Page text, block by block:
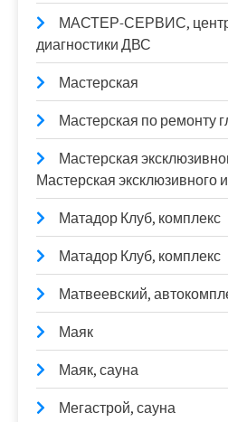
МАСТЕР-СЕРВИС, центр
диагностики ДВС
Мастерская
Мастерская по ремонту
Мастерская
Мастерская эксклюзивного
Матадор Клуб, комплекс
Матадор Клуб, комплекс
Матвеевский,
Маяк
Маяк, сауна
Мегастрой, сауна